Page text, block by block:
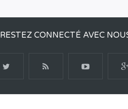
RESTEZ CONNECTÉ AVEC